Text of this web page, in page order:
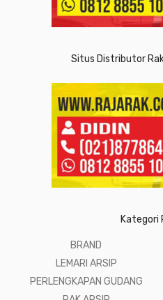
Situs Distributor
Kategori
BRAND
LEMARI ARSIP
PERLENGKAPAN GUDANG